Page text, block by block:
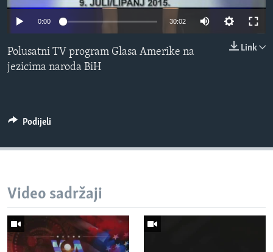
MAGAZIN
O GLASU AMERIKE
Learning English
0:00 30:02
Link
Polusatni TV program Glasa Amerike na
jezicima naroda BiH
Podijeli
Video sadržaji